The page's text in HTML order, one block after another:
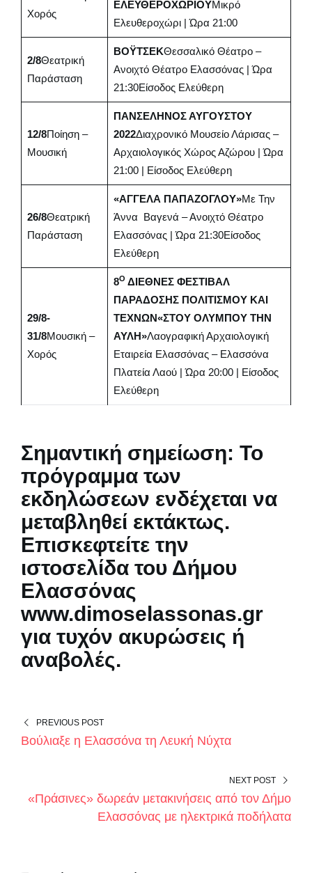
Χορός
ΕΛΕΥΘΕΡΟΧΩΡΙΟΥΜικρό
Ελευθεροχώρι | Ώρα 21:00
2/8Θεατρική
Παράσταση
ΒΟΫΤΣΕΚΘεσσαλικό Θέατρο –
Ανοιχτό Θέατρο Ελασσόνας | Ώρα
21:30Είσοδος Ελεύθερη
12/8Ποίηση –
Μουσική
ΠΑΝΣΕΛΗΝΟΣ ΑΥΓΟΥΣΤΟΥ
2022Διαχρονικό Μουσείο Λάρισας –
Αρχαιολογικός Χώρος Αζώρου | Ώρα
21:00 | Είσοδος Ελεύθερη
26/8Θεατρική
Παράσταση
«ΑΓΓΕΛΑ ΠΑΠΑΖΟΓΛΟΥ»Με Την
Άννα Βαγενά – Ανοιχτό Θέατρο
Ελασσόνας | Ώρα 21:30Είσοδος
Ελεύθερη
29/8-
31/8Μουσική –
Χορός
8Ο ΔΙΕΘΝΕΣ ΦΕΣΤΙΒΑΛ
ΠΑΡΑΔΟΣΗΣ ΠΟΛΙΤΙΣΜΟΥ ΚΑΙ
ΤΕΧΝΩΝ«ΣΤΟΥ ΟΛΥΜΠΟΥ ΤΗΝ
ΑΥΛΗ»Λαογραφική Αρχαιολογική
Εταιρεία Ελασσόνας – Ελασσόνα
Πλατεία Λαού | Ώρα 20:00 | Είσοδος
Ελεύθερη
Σημαντική σημείωση: Το
πρόγραμμα των
εκδηλώσεων ενδέχεται να
μεταβληθεί εκτάκτως.
Επισκεφτείτε την
ιστοσελίδα του Δήμου
Ελασσόνας
www.dimoselassonas.gr
για τυχόν ακυρώσεις ή
αναβολές.
PREVIOUS POST
Βούλιαξε η Ελασσόνα τη Λευκή Νύχτα
NEXT POST
«Πράσινες» δωρεάν μετακινήσεις από τον Δήμο
Ελασσόνας με ηλεκτρικά ποδήλατα